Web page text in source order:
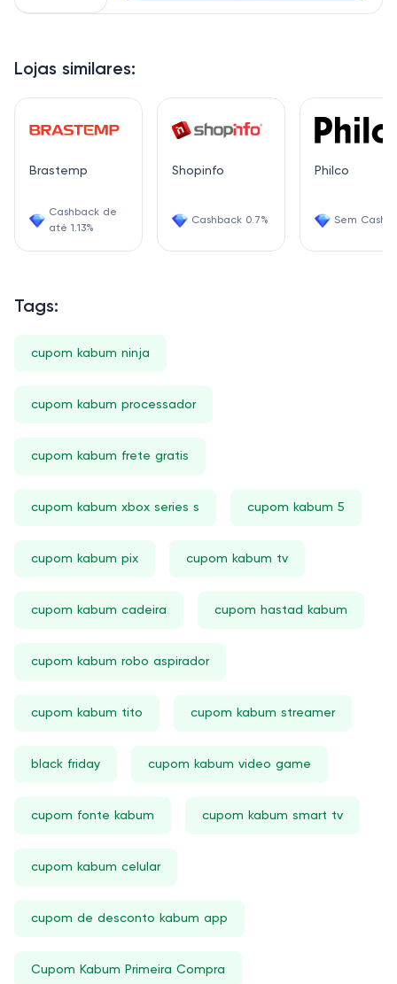
Lojas similares:
Brastemp
Cashback de
até 1.13%
Shopinfo
Cashback 0.7%
Philco
Sem
Tags:
cupom kabum ninja
cupom kabum processador
cupom kabum frete gratis
cupom kabum xbox series s cupom kabum 5
cupom kabum pix cupom kabum tv
cupom kabum cadeira cupom hastad kabum
cupom kabum robo aspirador
cupom kabum tito cupom kabum streamer
black friday cupom kabum video game
cupom fonte kabum cupom kabum smart tv
cupom kabum celular
cupom de desconto kabum app
Cupom Kabum Primeira Compra